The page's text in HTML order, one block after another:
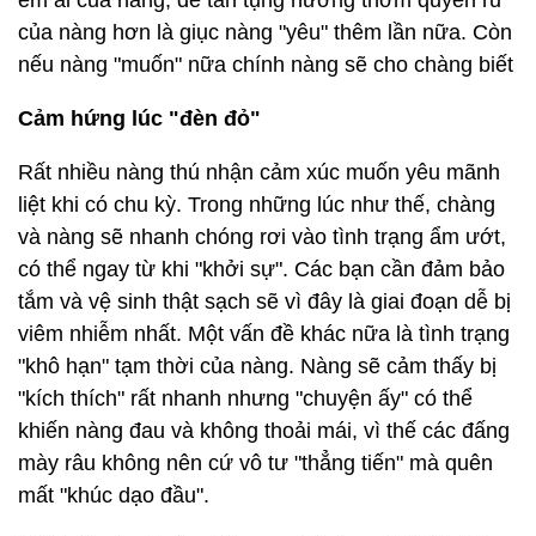
của nàng hơn là giục nàng "yêu" thêm lần nữa. Còn
nếu nàng "muốn" nữa chính nàng sẽ cho chàng biết
Cảm hứng lúc "đèn đỏ"
Rất nhiều nàng thú nhận cảm xúc muốn yêu mãnh
liệt khi có chu kỳ. Trong những lúc như thế, chàng
và nàng sẽ nhanh chóng rơi vào tình trạng ẩm ướt,
có thể ngay từ khi "khởi sự". Các bạn cần đảm bảo
tắm và vệ sinh thật sạch sẽ vì đây là giai đoạn dễ bị
viêm nhiễm nhất. Một vấn đề khác nữa là tình trạng
"khô hạn" tạm thời của nàng. Nàng sẽ cảm thấy bị
"kích thích" rất nhanh nhưng "chuyện ấy" có thể
khiến nàng đau và không thoải mái, vì thế các đấng
mày râu không nên cứ vô tư "thẳng tiến" mà quên
mất "khúc dạo đầu".